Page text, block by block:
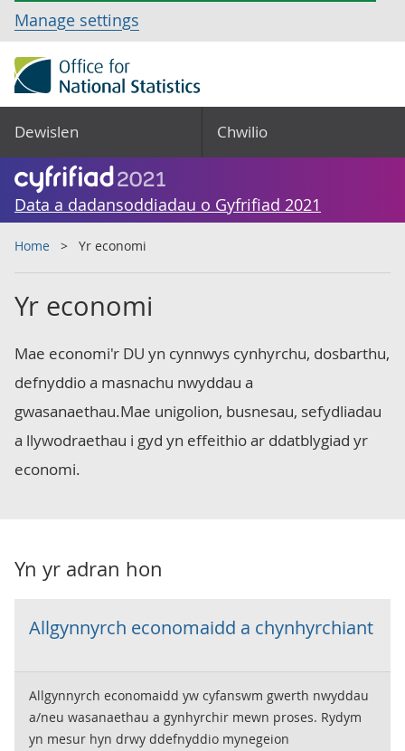
Manage settings
Dewislen Chwilio
Data a dadansoddiadau o Gyfrifiad 2021
Home Yr economi
Yr economi
Mae economi'r DU yn cynnwys cynhyrchu, dosbarthu,
defnyddio a masnachu nwyddau a
gwasanaethau.Mae unigolion, busnesau, sefydliadau
a llywodraethau i gyd yn effeithio ar ddatblygiad yr
economi.
Yn yr adran hon
Allgynnyrch economaidd a chynhyrchiant
Allgynnyrch economaidd yw cyfanswm gwerth nwyddau
a/neu wasanaethau a gynhyrchir mewn proses. Rydym
yn mesur hyn drwy ddefnyddio mynegeion